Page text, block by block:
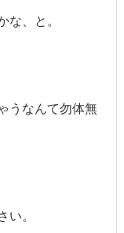
な、と。
うなんて勿体無
い。